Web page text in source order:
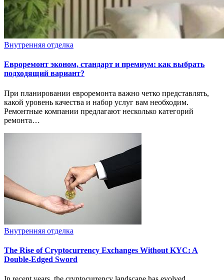
Внутренняя отделка
Евроремонт эконом, стандарт и премиум: как выбрать
подходящий вариант?
При планировании евроремонта важно четко представлять,
какой уровень качества и набор услуг вам необходим.
Ремонтные компании предлагают несколько категорий
ремонта…
Внутренняя отделка
The Rise of Cryptocurrency Exchanges Without KYC: A
Double-Edged Sword